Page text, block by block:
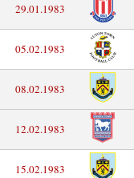
29.01.1983
05.02.1983
08.02.1983
12.02.1983
15.02.1983